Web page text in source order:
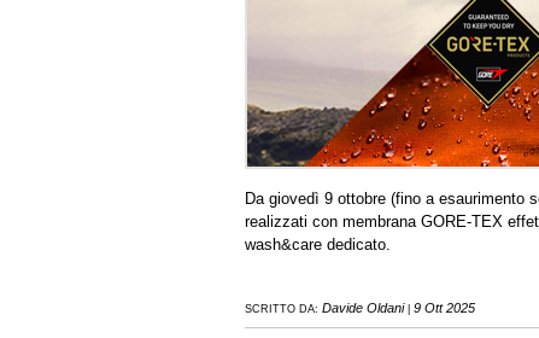
Da giovedì 9 ottobre (fino a esaurimento
realizzati con membrana GORE-TEX
wash&care dedicato.
SCRITTO DA: Davide Oldani 9 Ott 2025